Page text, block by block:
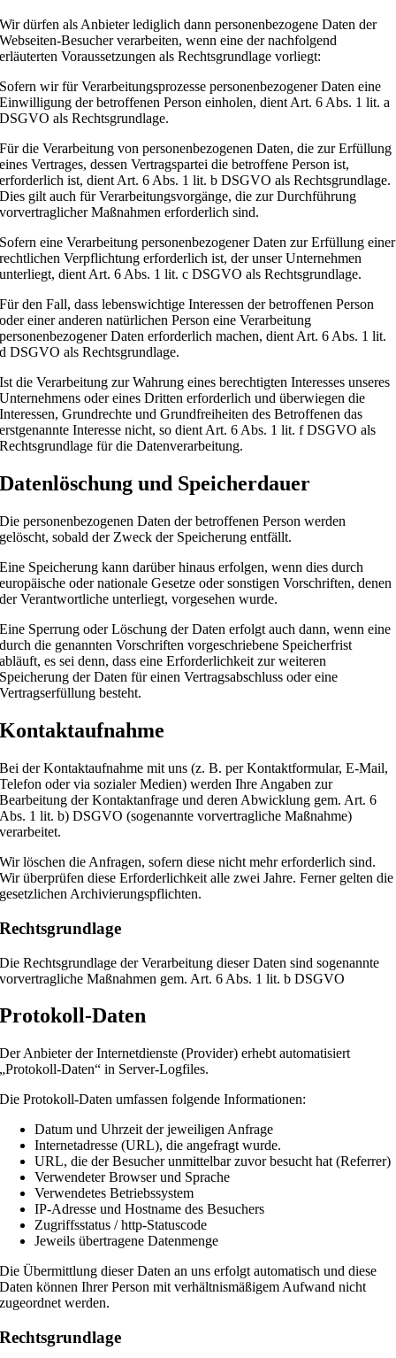
Wir dürfen als Anbieter lediglich dann personenbezogene Daten der
Webseiten-Besucher verarbeiten, wenn eine der nachfolgend
erläuterten Voraussetzungen als Rechtsgrundlage vorliegt:
Sofern wir für Verarbeitungsprozesse personenbezogener Daten eine
Einwilligung der betroffenen Person einholen, dient Art. 6 Abs. 1 lit. a
DSGVO als Rechtsgrundlage.
Für die Verarbeitung von personenbezogenen Daten, die zur Erfüllung
eines Vertrages, dessen Vertragspartei die betroffene Person ist,
erforderlich ist, dient Art. 6 Abs. 1 lit. b DSGVO als Rechtsgrundlage.
Dies gilt auch für Verarbeitungsvorgänge, die zur Durchführung
vorvertraglicher Maßnahmen erforderlich sind.
Sofern eine Verarbeitung personenbezogener Daten zur Erfüllung einer
rechtlichen Verpflichtung erforderlich ist, der unser Unternehmen
unterliegt, dient Art. 6 Abs. 1 lit. c DSGVO als Rechtsgrundlage.
Für den Fall, dass lebenswichtige Interessen der betroffenen Person
oder einer anderen natürlichen Person eine Verarbeitung
personenbezogener Daten erforderlich machen, dient Art. 6 Abs. 1 lit.
d DSGVO als Rechtsgrundlage.
Ist die Verarbeitung zur Wahrung eines berechtigten Interesses unseres
Unternehmens oder eines Dritten erforderlich und überwiegen die
Interessen, Grundrechte und Grundfreiheiten des Betroffenen das
erstgenannte Interesse nicht, so dient Art. 6 Abs. 1 lit. f DSGVO als
Rechtsgrundlage für die Datenverarbeitung.
Datenlöschung und Speicherdauer
Die personenbezogenen Daten der betroffenen Person werden
gelöscht, sobald der Zweck der Speicherung entfällt.
Eine Speicherung kann darüber hinaus erfolgen, wenn dies durch
europäische oder nationale Gesetze oder sonstigen Vorschriften, denen
der Verantwortliche unterliegt, vorgesehen wurde.
Eine Sperrung oder Löschung der Daten erfolgt auch dann, wenn eine
durch die genannten Vorschriften vorgeschriebene Speicherfrist
abläuft, es sei denn, dass eine Erforderlichkeit zur weiteren
Speicherung der Daten für einen Vertragsabschluss oder eine
Vertragserfüllung besteht.
Kontaktaufnahme
Bei der Kontaktaufnahme mit uns (z. B. per Kontaktformular, E-Mail,
Telefon oder via sozialer Medien) werden Ihre Angaben zur
Bearbeitung der Kontaktanfrage und deren Abwicklung gem. Art. 6
Abs. 1 lit. b) DSGVO (sogenannte vorvertragliche Maßnahme)
verarbeitet.
Wir löschen die Anfragen, sofern diese nicht mehr erforderlich sind.
Wir überprüfen diese Erforderlichkeit alle zwei Jahre. Ferner gelten die
gesetzlichen Archivierungspflichten.
Rechtsgrundlage
Die Rechtsgrundlage der Verarbeitung dieser Daten sind sogenannte
vorvertragliche Maßnahmen gem. Art. 6 Abs. 1 lit. b DSGVO
Protokoll-Daten
Der Anbieter der Internetdienste (Provider) erhebt automatisiert
„Protokoll-Daten“ in Server-Logfiles.
Die Protokoll-Daten umfassen folgende Informationen:
Datum und Uhrzeit der jeweiligen Anfrage
Internetadresse (URL), die angefragt wurde.
URL, die der Besucher unmittelbar zuvor besucht hat (Referrer)
Verwendeter Browser und Sprache
Verwendetes Betriebssystem
IP-Adresse und Hostname des Besuchers
Zugriffsstatus / http-Statuscode
Jeweils übertragene Datenmenge
Die Übermittlung dieser Daten an uns erfolgt automatisch und diese
Daten können Ihrer Person mit verhältnismäßigem Aufwand nicht
zugeordnet werden.
Rechtsgrundlage